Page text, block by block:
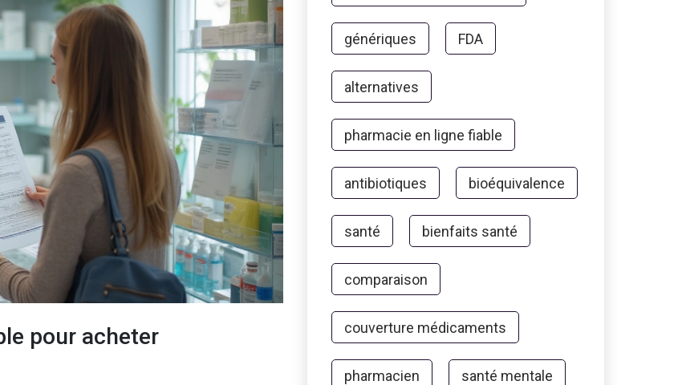
pour acheter
génériques FDA
alternatives
pharmacie en ligne fiable
antibiotiques bioéquivalence
santé bienfaits santé
comparaison
couverture médicaments
pharmacien santé mentale